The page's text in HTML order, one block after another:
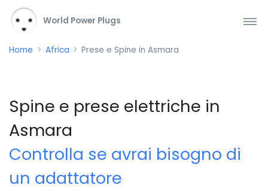
World Power Plugs
Home Africa Prese e Spine in Asmara
Spine e prese elettriche in
Asmara
Controlla se avrai bisogno di
un adattatore